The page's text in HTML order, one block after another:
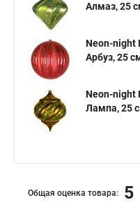
Алмаз, 25
Neon-night
Арбуз, 25
Neon-night
Лампа, 25
Общая оценка товара: 5